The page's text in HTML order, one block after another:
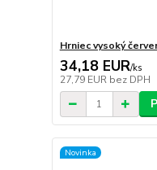
Hrniec vysoký
34,18 EUR/ks
27,79 EUR bez DPH
Novinka